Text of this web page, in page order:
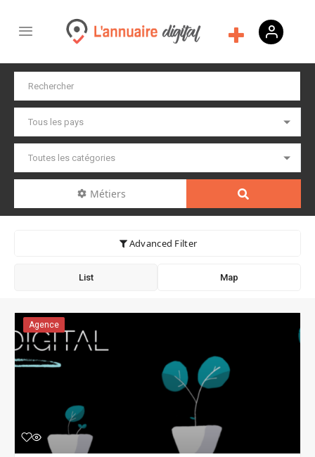
Métiers
Advanced Filter
List Map
Agence